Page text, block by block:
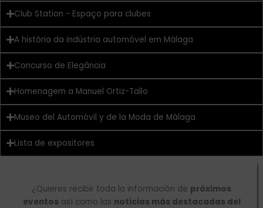
Club Station - Espaço para clubes
A história da indústria automóvel em Málaga
Concurso de Elegância
Homenagem a Manuel Ortiz-Tallo
Museo del Automóvil y de la Moda de Málaga
Lista de expositores
¿Quieres recibir toda la información de próximos
eventos así como las noticias más destacadas del